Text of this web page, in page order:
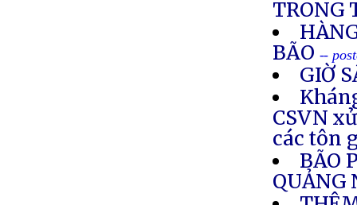
TRONG
BÃO --
GIỜ
CSVN
các tôn
BÃO
QUẢNG